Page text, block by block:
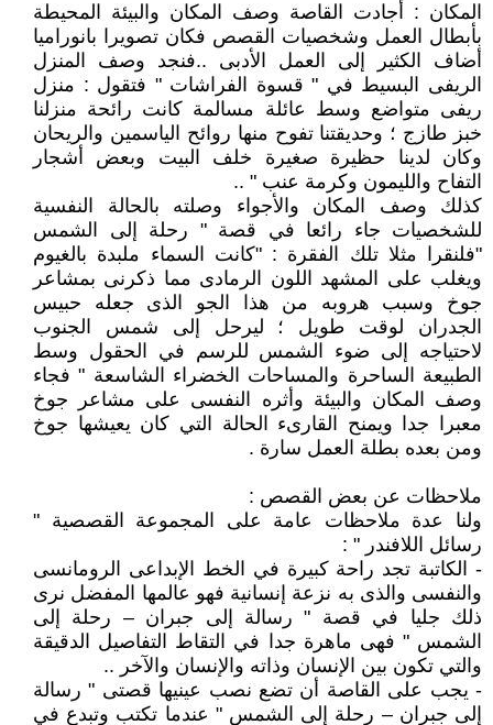
المكان : أجادت القاصة وصف المكان والبيئة المحيطة
بأبطال العمل وشخصيات القصص فكان تصويرا بانوراميا
أضاف الكثير إلى العمل الأدبى ..فنجد وصف المنزل
الريفى البسيط في " قسوة الفراشات " فتقول : منزل
ريفى متواضع وسط عائلة مسالمة كانت رائحة منزلنا
خبز طازج ؛ وحديقتنا تفوح منها روائح الياسمين والريحان
وكان لدينا حظيرة صغيرة خلف البيت وبعض أشجار
التفاح والليمون وكرمة عنب " ..
كذلك وصف المكان والأجواء وصلته بالحالة النفسية
للشخصيات جاء رائعا في قصة " رحلة إلى الشمس
"فلنقرا مثلا تلك الفقرة : "كانت السماء ملبدة بالغيوم
ويغلب على المشهد اللون الرمادى مما ذكرنى بمشاعر
جوخ وسبب هروبه من هذا الجو الذى جعله حبيس
الجدران لوقت طويل ؛ ليرحل إلى شمس الجنوب
لاحتياجه إلى ضوء الشمس للرسم في الحقول وسط
الطبيعة الساحرة والمساحات الخضراء الشاسعة " فجاء
وصف المكان والبيئة وأثره النفسى على مشاعر جوخ
معبرا جدا ويمنح القارىء الحالة التي كان يعيشها جوخ
ومن بعده بطلة العمل سارة .
ملاحظات عن بعض القصص :
ولنا عدة ملاحظات عامة على المجموعة القصصية "
رسائل اللافندر " :
- الكاتبة تجد راحة كبيرة في الخط الإبداعى الرومانسى
والنفسى والذى به نزعة إنسانية فهو عالمها المفضل نرى
ذلك جليا في قصة " رسالة إلى جبران – رحلة إلى
الشمس " فهى ماهرة جدا في التقاط التفاصيل الدقيقة
والتي تكون بين الإنسان وذاته والإنسان والآخر ..
- يجب على القاصة أن تضع نصب عينيها قصتى " رسالة
إلى جبران – رحلة إلى الشمس " عندما تكتب وتبدع في